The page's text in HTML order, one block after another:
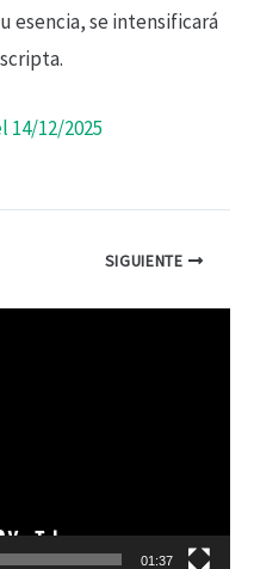
esencia, se intensificará
14/12/2025
SIGUIENTE
01:37